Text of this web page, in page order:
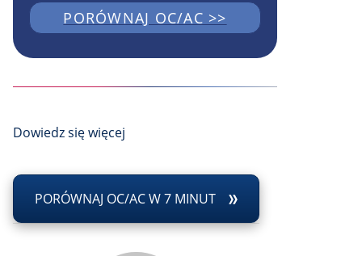
PORÓWNAJ OC/AC >>
Dowiedz się więcej
PORÓWNAJ OC/AC W 7 MINUT